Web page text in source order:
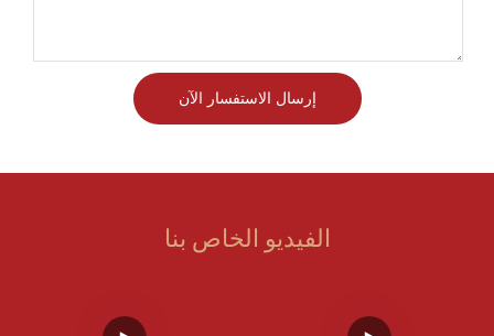
إرسال الاستفسار الآن
الفيديو الخاص بنا